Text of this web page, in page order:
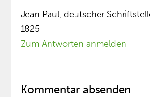
Jean Paul, deutscher
1825
Zum Antworten anmelden
Kommentar absenden